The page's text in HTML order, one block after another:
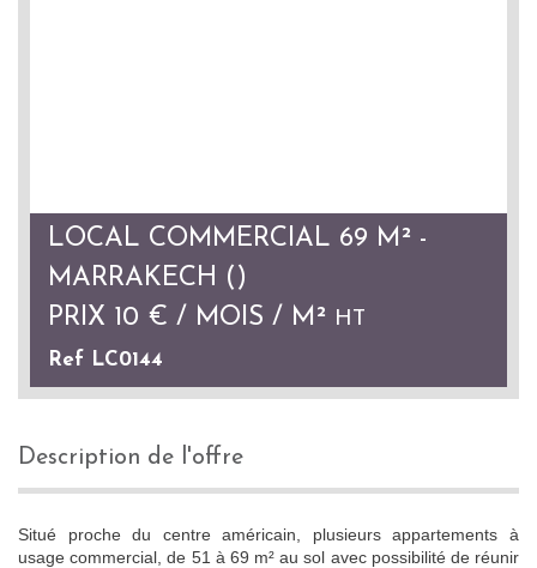
LOCAL COMMERCIAL 69 M² -
MARRAKECH ()
PRIX 10 € / MOIS / M² HT
Ref LC0144
description de l'offre
Situé proche du centre américain, plusieurs appartements à
usage commercial, de 51 à 69 m² au sol avec possibilité de réunir